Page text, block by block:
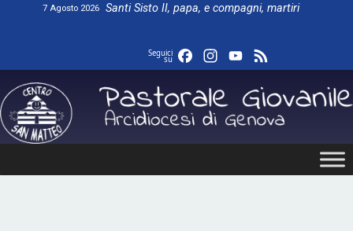
7 Agosto 2026 Santi Sisto II, papa, e compagni, martiri
Seguici
su FacebookInstagram
YouTube